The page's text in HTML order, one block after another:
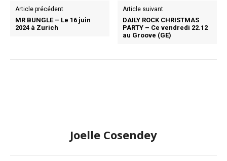
Article précédent
MR BUNGLE – Le 16 juin
2024 à Zurich
Article suivant
DAILY ROCK CHRISTMAS
PARTY – Ce vendredi 22.12
au Groove (GE)
Joelle Cosendey